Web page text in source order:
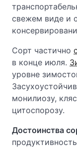
свежем виде и
Сорт частично
в конце июля.
уровне
монилиозу,
цитоспорозу.
Достоинства